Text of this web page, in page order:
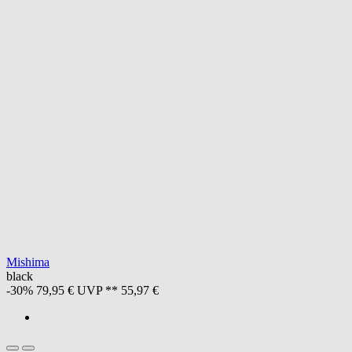
Mishima
black
-30% 79,95 € UVP ** 55,97 €